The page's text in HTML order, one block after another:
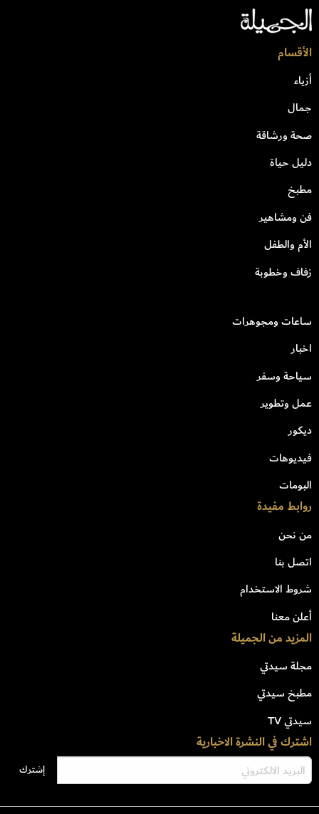
الأقسام
أزياء
جمال
صحة ورشاقة
دليل حياة
مطبخ
فن ومشاهير
الأم والطفل
زفاف وخطوبة
ساعات ومجوهرات
اخبار
سياحة وسفر
عمل وتطوير
ديكور
فيديوهات
البومات
روابط مفيدة
من نحن
اتصل بنا
شروط الاستخدام
أعلن معنا
المزيد من الجميلة
مجلة سيدتي
مطبخ سيدتي
سيدتي TV
اشترك في النشرة الاخبارية